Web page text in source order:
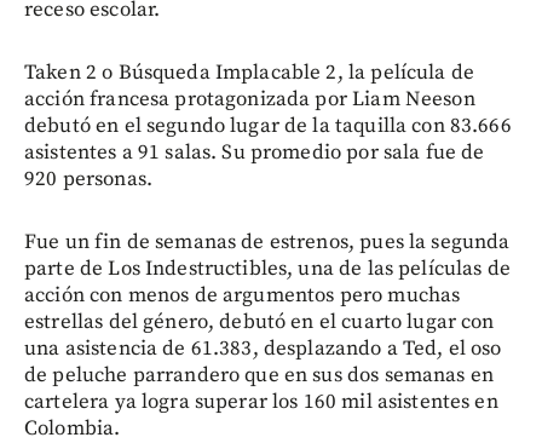
receso escolar.
Taken 2 o Búsqueda Implacable 2, la película de
acción francesa protagonizada por Liam Neeson
debutó en el segundo lugar de la taquilla con 83.666
asistentes a 91 salas. Su promedio por sala fue de
920 personas.
Fue un fin de semanas de estrenos, pues la segunda
parte de Los Indestructibles, una de las películas de
acción con menos de argumentos pero muchas
estrellas del género, debutó en el cuarto lugar con
una asistencia de 61.383, desplazando a Ted, el oso
de peluche parrandero que en sus dos semanas en
cartelera ya logra superar los 160 mil asistentes en
Colombia.